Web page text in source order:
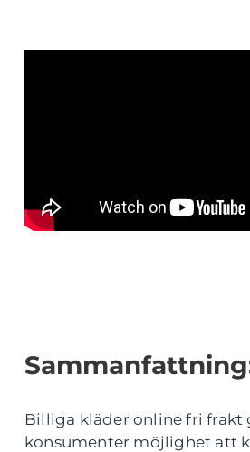
Billiga kläder online fri frakt
konsumenter möjlighet att